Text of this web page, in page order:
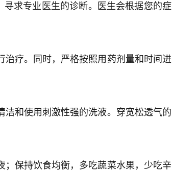
求专业医生的诊断。医生会根据您的症
疗。同时，严格按照用药剂量和时间进
和使用刺激性强的洗液。穿宽松透气的
保持饮食均衡，多吃蔬菜水果，少吃辛